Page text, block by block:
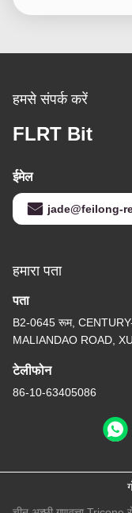
हमसे संपर्क करें
FLRT Bit
ईमेल
jade@feilong-
हमारा पता
पता
B2-0645 रूम,
MALIANDAO ROAD,
टेलीफोन
86-10-63405086